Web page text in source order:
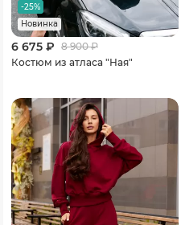
-25%
Новинка
6 675 ₽ 8 900₽
Костюм из атласа "Ная"